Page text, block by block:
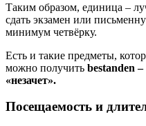
Таким образом, единица –
сдать экзамен или
минимум четвёрку.
Есть и такие предметы,
можно получить bestanden –
«незачет».
Посещаемость и